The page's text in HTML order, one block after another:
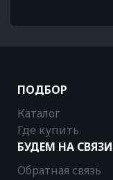
ПОДБОР
Каталог
Где купить
БУДЕМ НА СВЯЗИ
Обратная связь